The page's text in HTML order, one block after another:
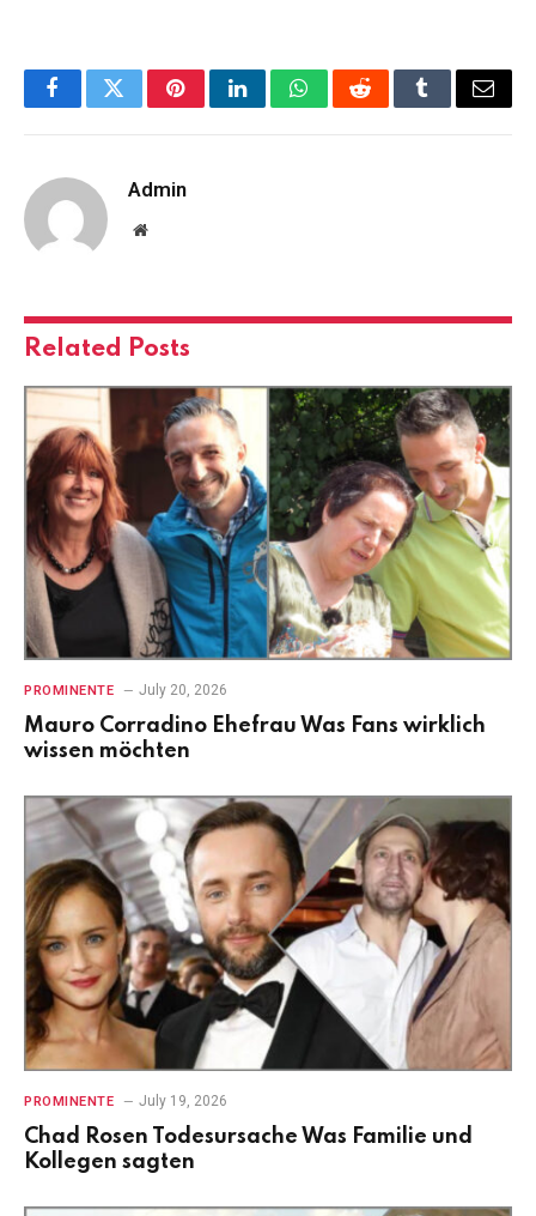
FacebookTwitterPinterestLinkedInWhatsAppRedditTumblrEmail
Admin
Website
Related Posts
PROMINENTE July 20, 2026
Mauro Corradino Ehefrau Was Fans wirklich
wissen möchten
PROMINENTE July 19, 2026
Chad Rosen Todesursache Was Familie und
Kollegen sagten